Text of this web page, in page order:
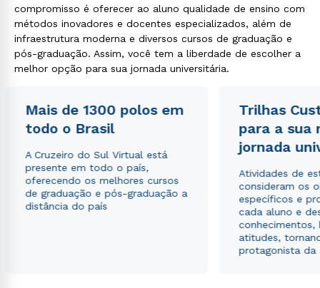
compromisso é oferecer ao aluno qualidade de ensino com
métodos inovadores e docentes especializados, além de
infraestrutura moderna e diversos cursos de graduação e
pós-graduação. Assim, você tem a liberdade de escolher a
melhor opção para sua jornada universitária.
Mais de 1300 polos em
todo o Brasil
A Cruzeiro do Sul Virtual está
presente em todo o país,
oferecendo os melhores cursos
de graduação e pós-graduação a
distância do país
Trilhas
para a sua
jornada
Atividades de
consideram os
específicos e
cada aluno e
conhecimentos,
atitudes,
protagonista da
autorizo que meus dados sejam utilizados para o
envio de conteúdos da Cruzeiro do Sul.